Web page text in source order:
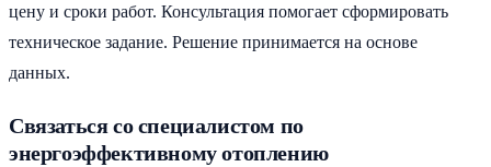
цену и сроки работ. Консультация помогает сформировать
техническое задание. Решение принимается на основе
данных.
Связаться со специалистом по
энергоэффективному отоплению